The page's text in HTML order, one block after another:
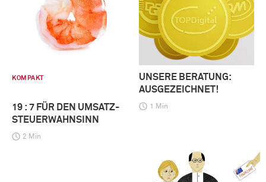
KOMPAKT
19 : 7 FÜR DEN UMSATZ-
STEUERWAHNSINN
2 Min
UNSERE BERATUNG:
AUSGEZEICHNET!
1 Min